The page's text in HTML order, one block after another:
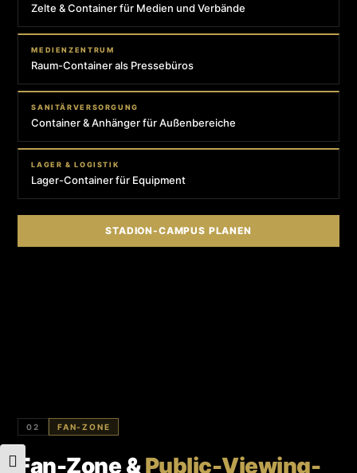
Schrift vergrößern
Zelte & Container für Medien und Verbände
MEDIENZENTRUM
Raum-Container als Pressebüros
SANITÄRVERSORGUNG
Container & Anhänger für Außenbereiche
LAGER & LOGISTIK
Lager-Container für Equipment
STADION-CAMPUS PLANEN
02 FAN-ZONE
Fan-Zone &Public-Viewing-